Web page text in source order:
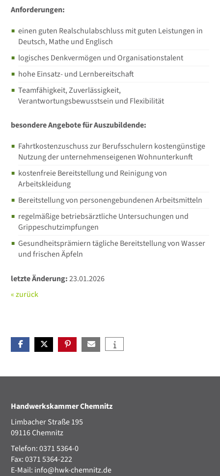
Anforderungen:
einen guten Realschulabschluss mit guten Leistungen in
Deutsch, Mathe und Englisch
logisches Denkvermögen und Organisationstalent
hohe Einsatz- und Lernbereitschaft
Teamfähigkeit, Zuverlässigkeit,
Verantwortungsbewusstsein und Flexibilität
besondere Angebote für Auszubildende:
Fahrtkostenzuschuss zur Berufsschulern kostengünstige
Nutzung der unternehmenseigenen Wohnunterkunft
kostenfreie Bereitstellung und Reinigung von
Arbeitskleidung
Bereitstellung von personengebundenen Arbeitsmitteln
regelmäßige betriebsärztliche Untersuchungen und
Grippeschutzimpfungen
Gesundheitsprämiern tägliche Bereitstellung von Wasser
und frischen Äpfeln
letzte Änderung:23.01.2026
« zurück
Handwerkskammer Chemnitz
Limbacher Straße 195
09116 Chemnitz
Telefon: 0371 5364-0
Fax: 0371 5364-222
E-Mail: info@hwk-chemnitz.de